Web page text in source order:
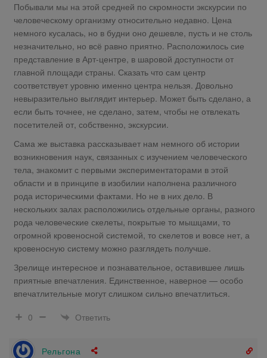
Побывали мы на этой средней по скромности экскурсии по
человеческому организму относительно недавно. Цена
немного кусалась, но в будни оно дешевле, пусть и не столь
незначительно, но всё равно приятно. Расположилось сие
представление в Арт-центре, в шаровой доступности от
главной площади страны. Сказать что сам центр
соответствует уровню именно центра нельзя. Довольно
невыразительно выглядит интерьер. Может быть сделано, а
если быть точнее, не сделано, затем, чтобы не отвлекать
посетителей от, собственно, экскурсии.
Сама же выставка рассказывает нам немного об истории
возникновения наук, связанных с изучением человеческого
тела, знакомит с первыми экспериментаторами в этой
области и в принципе в изобилии наполнена различного
рода историческими фактами. Но не в них дело. В
нескольких залах расположились отдельные органы, разного
рода человеческие скелеты, покрытые то мышцами, то
огромной кровеносной системой, то скелетов и вовсе нет, а
кровеносную систему можно разглядеть получше.
Зрелище интересное и познавательное, оставившее лишь
приятные впечатления. Единственное, наверное — особо
впечатлительные могут слишком сильно впечатлиться.
0
Ответить
Рельгона